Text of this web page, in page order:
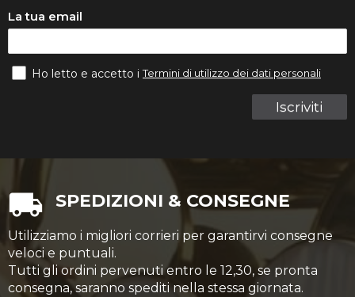
La tua email
Iscriviti
Ho letto e accetto iTermini di utilizzo dei dati personali
SPEDIZIONI & CONSEGNE
Utilizziamo i migliori corrieri per garantirvi consegne
veloci e puntuali.
Tutti gli ordini pervenuti entro le 12,30, se pronta
consegna, saranno spediti nella stessa giornata.